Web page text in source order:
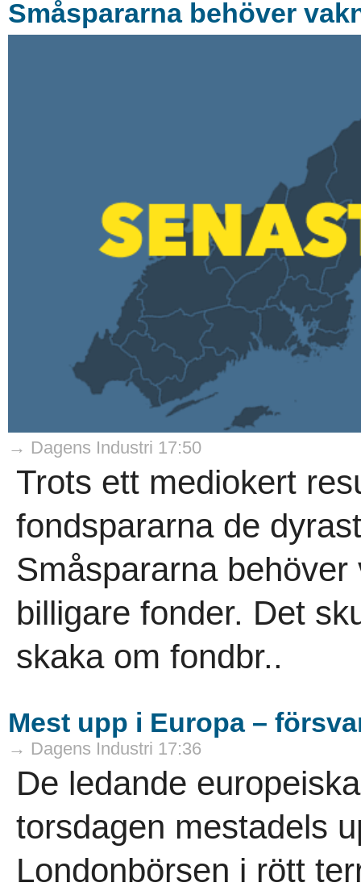
Småspararna behöver
→ Dagens Industri 17:50
Trots ett mediokert
fondspararna de
Småspararna
billigare fonder. Det
skaka om fondbr..
Mest upp i Europa –
→ Dagens Industri 17:36
De ledande
torsdagen mestadels
Londonbörsen i rött